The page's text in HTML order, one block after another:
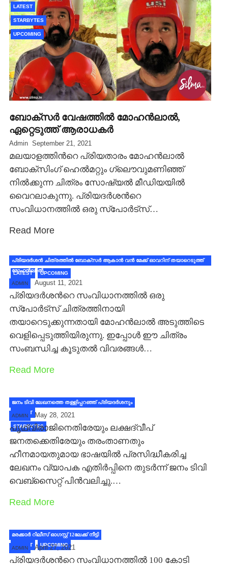
LATEST
STARBYTES
UPCOMING
ബോക്സര്‍ വേഷത്തില്‍ മോഹന്‍ലാല്‍,
ഏറ്റെടുത്ത് ആരാധകര്‍
Admin September 21, 2021
മലയാളത്തിന്‍റെ പ്രിയതാരം മോഹന്‍ലാല്‍
ബോക്സിംഗ് ഹെല്‍മറ്റും ഗ്ലൌവുമണിഞ്ഞ്
നില്‍ക്കുന്ന ചിത്രം സോഷ്യല്‍ മീഡിയയില്‍
വൈറലാകുന്നു. പ്രിയദര്‍ശന്‍റെ
സംവിധാനത്തില്‍ ഒരു സ്പോര്‍ട്സ്…
Read More
LATEST UPCOMING
പ്രിയദര്‍ശന്‍ ചിത്രത്തില്‍ ബോക്സര്‍ ആകാന്‍ വന്‍ മേക്ക് ഓവറിന് തയാറെടുത്ത്
മോഹന്‍ലാല്‍
ADMIN August 11, 2021
പ്രിയദര്‍ശന്‍റെ സംവിധാനത്തില്‍ ഒരു
സ്പോര്‍ട്സ് ചിത്രത്തിനായി
തയാറെടുക്കുന്നതായി മോഹന്‍ലാല്‍ അടുത്തിടെ
വെളിപ്പെടുത്തിയിരുന്നു. ഇപ്പോള്‍ ഈ ചിത്രം
സംബന്ധിച്ച കൂടുതല്‍ വിവരങ്ങള്‍…
Read More
LATEST
STARBYTES
ജനം ടിവി ലേഖനത്തെ തള്ളിപ്പറഞ്ഞ് പ്രിയദര്‍ശനും
ADMIN May 28, 2021
പൃഥ്വിരാജിനെതിരേയും ലക്ഷദ്വീപ്
ജനതക്കെതിരേയും തരംതാണതും
ഹീനമായതുമായ ഭാഷയില്‍ പ്രസിദ്ധീകരിച്ച
ലേഖനം വ്യാപക എതിര്‍പ്പിനെ തുടര്‍ന്ന് ജനം ടിവി
വെബ്‌സൈറ്റ് പിന്‍വലിച്ചു.…
Read More
LATEST UPCOMING
മരക്കാര്‍ റിലീസ് ഓഗസ്റ്റ് 12ലേക്ക് നീട്ടി
ADMIN April 27, 2021
പ്രിയദര്‍ശന്‍റെ സംവിധാനത്തില്‍ 100 കോടി